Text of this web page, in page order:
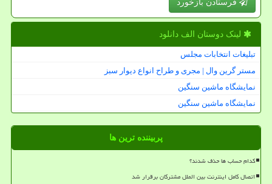
فرستادن بازخورد
لینک دوستان الف دانلود
تبلیغات انتخابات مجلس
مستر گرین وال | مجری و طراح انواع دیوار سبز
نمایشگاه ماشین سنگین
نمایشگاه ماشین سنگین
پربیننده ترین ها
کدام حساب ها حذف شدند؟
اتصال کامل اینترنت بین الملل مشترکان برقرار شد